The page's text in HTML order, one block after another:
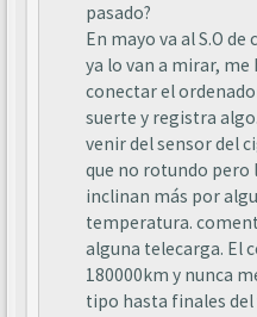
pasado?
En mayo va al S.O
ya lo van a mirar, me
conectar el
suerte y registra
venir del sensor del
que no rotundo pero
inclinan más por
temperatura.
alguna telecarga. El
180000km y nunca
tipo hasta finales del